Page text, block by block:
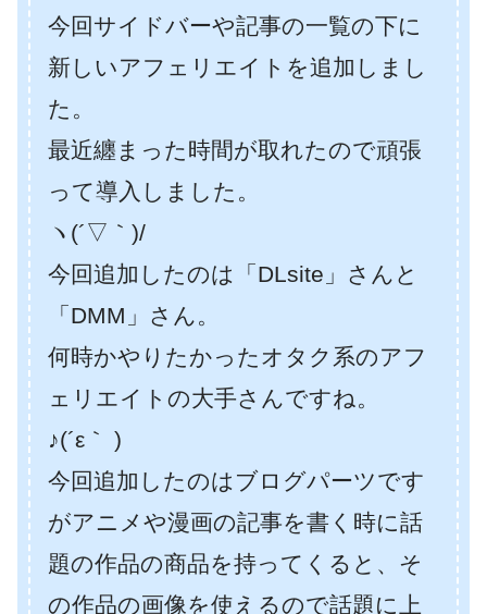
今回サイドバーや記事の一覧の下に
新しいアフェリエイトを追加しまし
た。
最近纏まった時間が取れたので頑張
って導入しました。
ヽ(´▽｀)/
今回追加したのは「DLsite」さんと
「DMM」さん。
何時かやりたかったオタク系のアフ
ェリエイトの大手さんですね。
♪(´ε｀ )
今回追加したのはブログパーツです
がアニメや漫画の記事を書く時に話
題の作品の商品を持ってくると、そ
の作品の画像を使えるので話題に上